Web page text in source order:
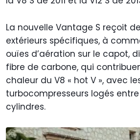
La nouvelle Vantage S reçoit
extérieurs spécifiques, à
ouïes d’aération sur le capot,
fibre de carbone, qui
chaleur du V8 « hot V », avec
turbocompresseurs logés
cylindres.